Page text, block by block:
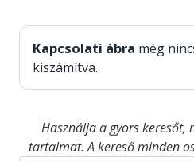
Kapcsolati ábra még
kiszámítva.
Használja a gyors keresőt,
tartalmat. A kereső minden